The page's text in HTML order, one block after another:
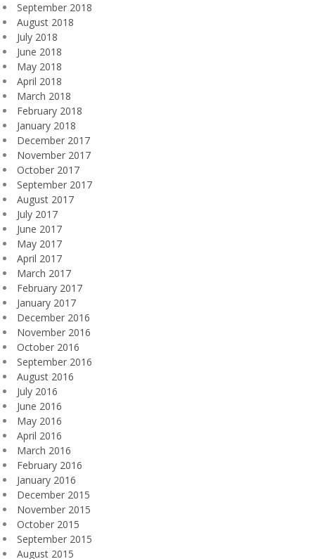
September 2018
August 2018
July 2018
June 2018
May 2018
April 2018
March 2018
February 2018
January 2018
December 2017
November 2017
October 2017
September 2017
August 2017
July 2017
June 2017
May 2017
April 2017
March 2017
February 2017
January 2017
December 2016
November 2016
October 2016
September 2016
August 2016
July 2016
June 2016
May 2016
April 2016
March 2016
February 2016
January 2016
December 2015
November 2015
October 2015
September 2015
August 2015